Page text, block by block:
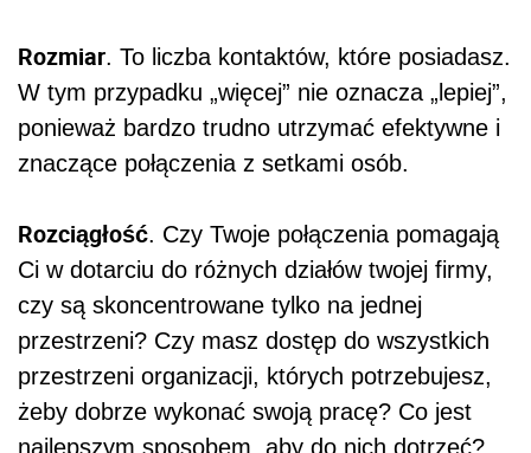
Rozmiar. To liczba kontaktów, które posiadasz.
W tym przypadku „więcej” nie oznacza „lepiej”,
ponieważ bardzo trudno utrzymać efektywne i
znaczące połączenia z setkami osób.
Rozciągłość. Czy Twoje połączenia pomagają
Ci w dotarciu do różnych działów twojej firmy,
czy są skoncentrowane tylko na jednej
przestrzeni? Czy masz dostęp do wszystkich
przestrzeni organizacji, których potrzebujesz,
żeby dobrze wykonać swoją pracę? Co jest
najlepszym sposobem, aby do nich dotrzeć?